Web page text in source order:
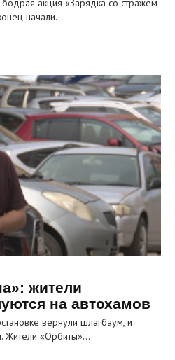
акция «Зарядка со стражем
начали…
жители
на автохамов
вернули шлагбаум, и
Жители «Орбиты»…